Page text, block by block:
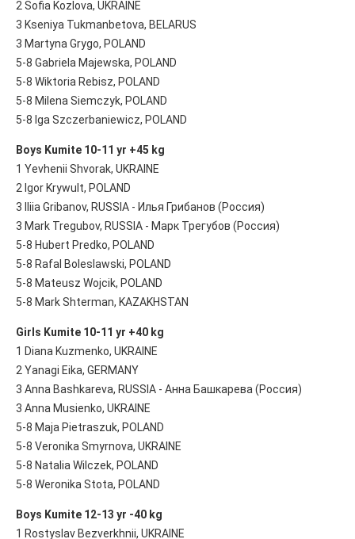
2 Sofia Kozlova, UKRAINE
3 Kseniya Tukmanbetova, BELARUS
3 Martyna Grygo, POLAND
5-8 Gabriela Majewska, POLAND
5-8 Wiktoria Rebisz, POLAND
5-8 Milena Siemczyk, POLAND
5-8 Iga Szczerbaniewicz, POLAND
Boys Kumite 10-11 yr +45 kg
1 Yevhenii Shvorak, UKRAINE
2 Igor Krywult, POLAND
3 Iliia Gribanov, RUSSIA - Илья Грибанов (Россия)
3 Mark Tregubov, RUSSIA - Марк Трегубов (Россия)
5-8 Hubert Predko, POLAND
5-8 Rafal Boleslawski, POLAND
5-8 Mateusz Wojcik, POLAND
5-8 Mark Shterman, KAZAKHSTAN
Girls Kumite 10-11 yr +40 kg
1 Diana Kuzmenko, UKRAINE
2 Yanagi Eika, GERMANY
3 Anna Bashkareva, RUSSIA - Анна Башкарева (Россия)
3 Anna Musienko, UKRAINE
5-8 Maja Pietraszuk, POLAND
5-8 Veronika Smyrnova, UKRAINE
5-8 Natalia Wilczek, POLAND
5-8 Weronika Stota, POLAND
Boys Kumite 12-13 yr -40 kg
1 Rostyslav Bezverkhnii, UKRAINE